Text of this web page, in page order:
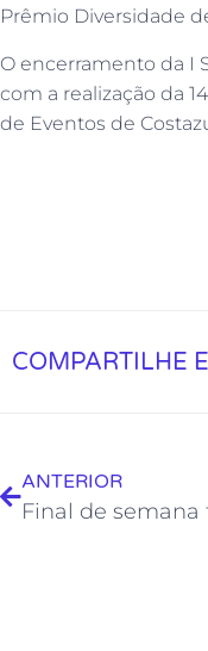
Prêmio Diversidade
O encerramento da I
com a realização da
de Eventos de
COMPARTILHE
ANTERIOR